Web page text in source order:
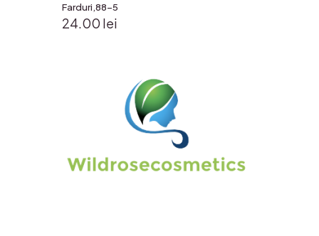
Farduri,88-5
24.00 lei